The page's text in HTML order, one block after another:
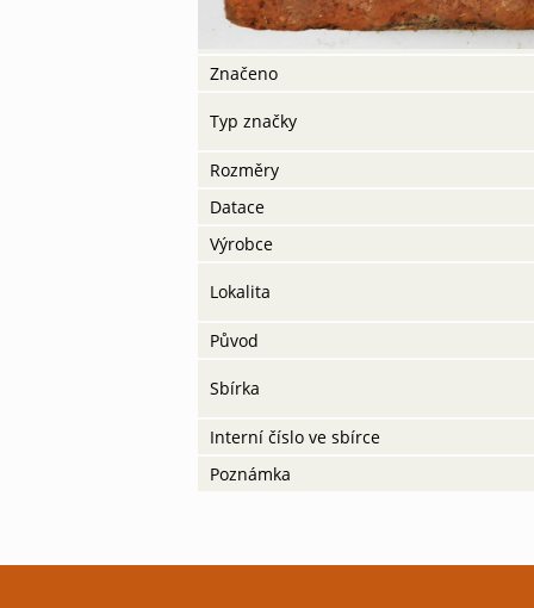
Značeno
Typ značky
Rozměry
Datace
Výrobce
Lokalita
Původ
Sbírka
Interní číslo ve sbírce
Poznámka